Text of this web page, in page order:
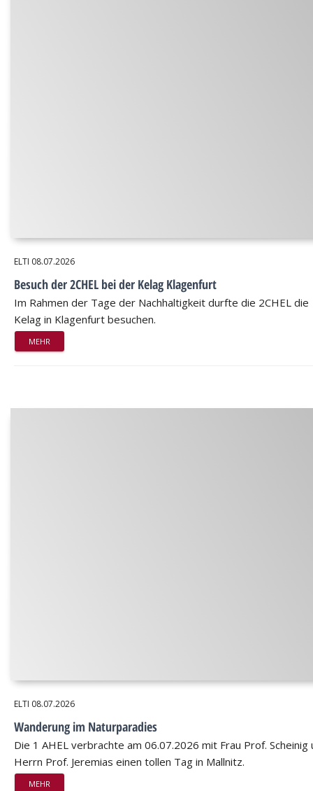
ELTI 08.07.2026
Besuch der 2CHEL bei der Kelag Klagenfurt
Im Rahmen der Tage der Nachhaltigkeit durfte die 2CHEL die
Kelag in Klagenfurt besuchen.
MEHR
ELTI 08.07.2026
Wanderung im Naturparadies
Die 1 AHEL verbrachte am 06.07.2026 mit Frau Prof. Scheinig
Herrn Prof. Jeremias einen tollen Tag in Mallnitz.
MEHR